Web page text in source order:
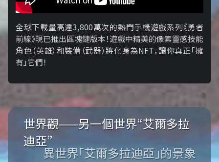
全球下載量高達3,800萬次的熱門手機遊戲系列《勇者
前線》現已推出區塊鏈版本！遊戲中精美的像素靈感技能
角色（英雄）和裝備（武器）將化身為NFT，讓你真正「擁​​
有」它們！
世界觀——另一個世界“艾爾多拉
迪亞”
異世界「艾爾多拉迪亞」的景象